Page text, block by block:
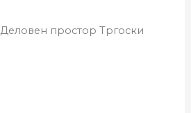
Деловен простор Тргоски